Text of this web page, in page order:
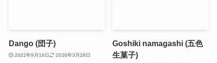
Dango (団子)
2022年9月16日 2026年3月28日
Goshiki namagashi (五色
生菓子)